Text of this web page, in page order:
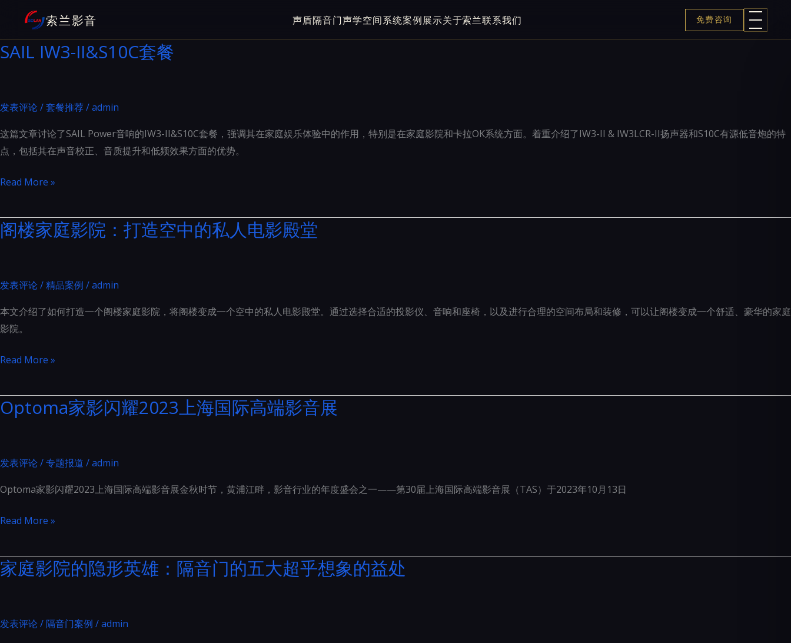
内
容
索兰影音 声盾隔音门声学空间系统案例展示关于索兰联系我们 免费咨询
SAIL IW3-II&S10C套餐
发表评论/套餐推荐/admin
这篇文章讨论了SAIL Power音响的IW3-II&S10C套餐，强调其在家庭娱乐体验中的作用，特别是在家庭影院和卡拉OK系统方面。着重介绍了IW3-II & IW3LCR-II扬声器和S10C有源低音炮的特
点，包括其在声音校正、音质提升和低频效果方面的优势。
SAIL
II&S10C
套
Read More »
阁楼家庭影院：打造空中的私人电影殿堂
发表评论/精品案例 /admin
本文介绍了如何打造一个阁楼家庭影院，将阁楼变成一个空中的私人电影殿堂。通过选择合适的投影仪、音响和座椅，以及进行合理的空间布局和装修，可以让阁楼变成一个舒适、豪华的家庭
影院。
阁
家
庭
打
空
人
电
堂
Read More »
Optoma家影闪耀2023上海国际高端影音展
发表评论/专题报道 /admin
Optoma家影闪耀2023上海国际高端影音展金秋时节，黄浦江畔，影音行业的年度盛会之一——第30届上海国际高端影音展（TAS）于2023年10月13日
Optoma
影
闪
上
Read More »
家庭影院的隐形英雄：隔音门的五大超乎想象的益处
发表评论/隔音门案例 /admin